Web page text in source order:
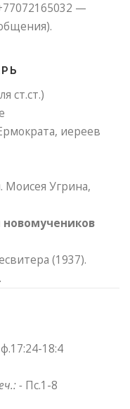
—
ст.ст.)
иереев
Моисея Угрина,
(1937).
18:4
- Пс.1-8